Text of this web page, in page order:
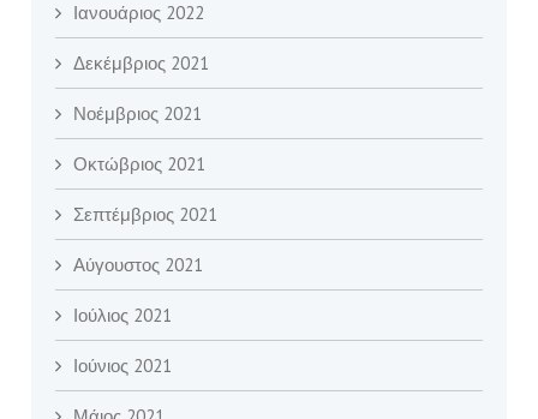
Ιανουάριος 2022
Δεκέμβριος 2021
Νοέμβριος 2021
Οκτώβριος 2021
Σεπτέμβριος 2021
Αύγουστος 2021
Ιούλιος 2021
Ιούνιος 2021